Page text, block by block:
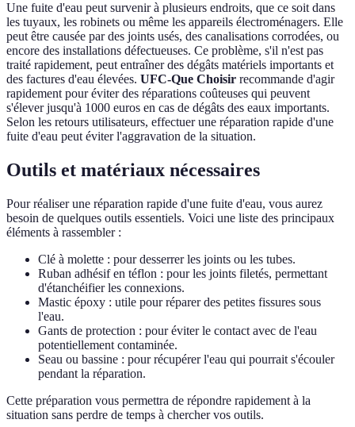
Une fuite d'eau peut survenir à plusieurs endroits, que ce soit dans
les tuyaux, les robinets ou même les appareils électroménagers. Elle
peut être causée par des joints usés, des canalisations corrodées, ou
encore des installations défectueuses. Ce problème, s'il n'est pas
traité rapidement, peut entraîner des dégâts matériels importants et
des factures d'eau élevées. UFC-Que Choisir recommande d'agir
rapidement pour éviter des réparations coûteuses qui peuvent
s'élever jusqu'à 1000 euros en cas de dégâts des eaux importants.
Selon les retours utilisateurs, effectuer une réparation rapide d'une
fuite d'eau peut éviter l'aggravation de la situation.
Outils et matériaux nécessaires
Pour réaliser une réparation rapide d'une fuite d'eau, vous aurez
besoin de quelques outils essentiels. Voici une liste des principaux
éléments à rassembler :
Clé à molette : pour desserrer les joints ou les tubes.
Ruban adhésif en téflon : pour les joints filetés, permettant
d'étanchéifier les connexions.
Mastic époxy : utile pour réparer des petites fissures sous
l'eau.
Gants de protection : pour éviter le contact avec de l'eau
potentiellement contaminée.
Seau ou bassine : pour récupérer l'eau qui pourrait s'écouler
pendant la réparation.
Cette préparation vous permettra de répondre rapidement à la
situation sans perdre de temps à chercher vos outils.